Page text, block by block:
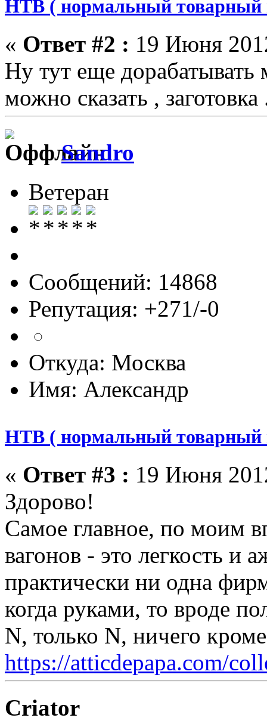
НТВ ( нормальный товарный
« Ответ #2 : 19 Июня
Ну тут еще дорабатывать
можно сказать , заготовка
Sandro
Ветеран
Сообщений: 14868
Репутация: +271/-0
Откуда: Москва
Имя: Александр
НТВ ( нормальный товарный
« Ответ #3 : 19 Июня
Здорово!
Самое главное, по моим
вагонов - это легкость и
практически ни одна
когда руками, то вроде
N, только N, ничего
https://atticdepapa.com/
Criator